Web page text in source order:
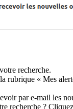
recherche.
rubrique « Mes
par e-mail les
recherche ?